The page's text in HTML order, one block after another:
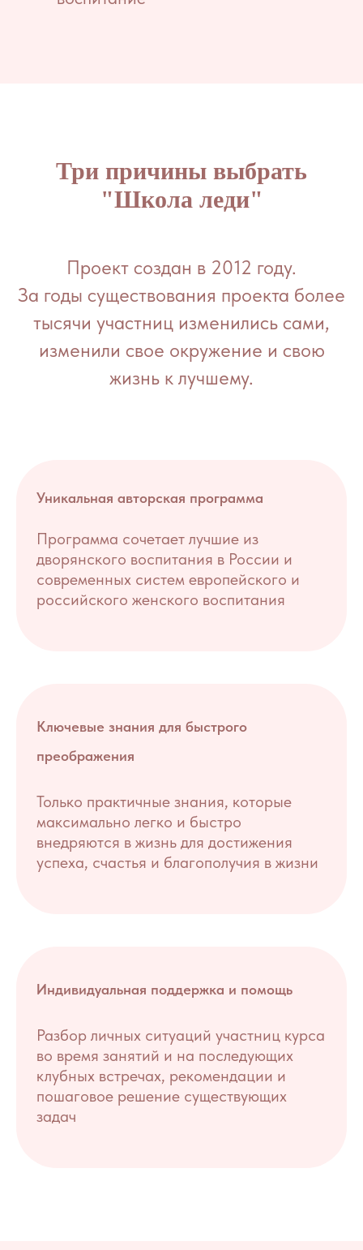
Три причины выбрать
"Школа леди"
Проект создан в 2012 году.
За годы существования проекта более
тысячи участниц изменились сами,
изменили свое окружение и свою
жизнь к лучшему.
Уникальная авторская программа
Программа сочетает лучшие из
дворянского воспитания в России и
современных систем европейского и
российского женского воспитания
Ключевые знания для быстрого
преображения
Только практичные знания, которые
максимально легко и быстро
внедряются в жизнь для достижения
успеха, счастья и благополучия в жизни
Индивидуальная поддержка и помощь
Разбор личных ситуаций участниц курса
во время занятий и на последующих
клубных встречах, рекомендации и
пошаговое решение существующих
задач